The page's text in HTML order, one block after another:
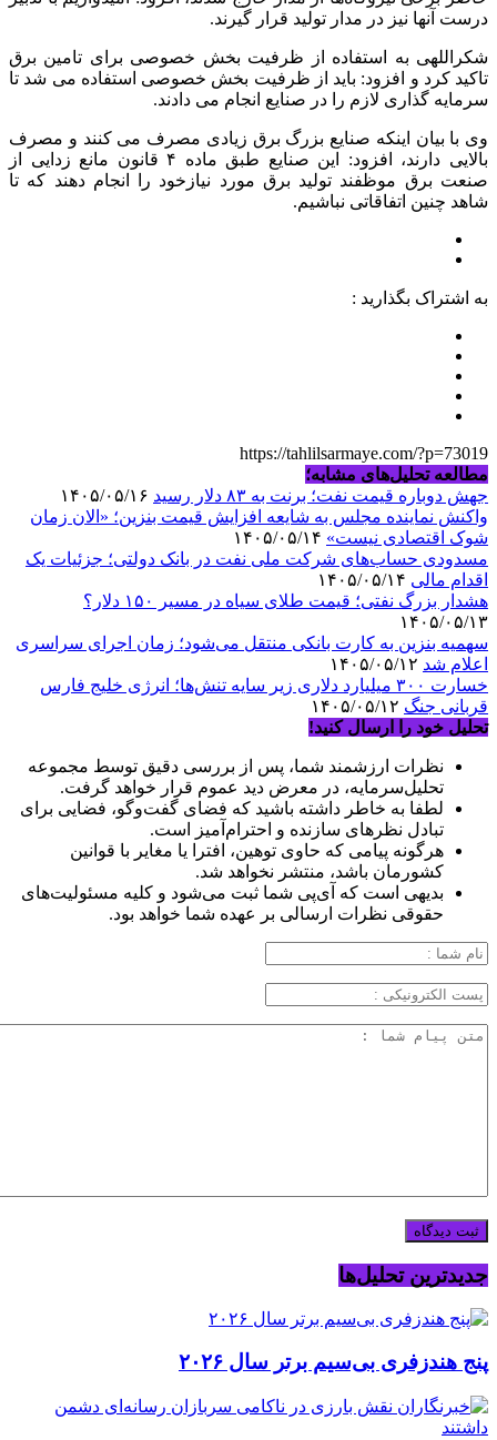
درست آنها نیز در مدار تولید قرار گیرند.
شكراللهی به استفاده از ظرفیت بخش خصوصی برای تامین برق
تاکید کرد و افزود: باید از ظرفیت بخش خصوصی استفاده می شد تا
سرمایه گذاری لازم را در صنایع انجام می دادند.
وی با بیان اینکه صنایع بزرگ برق زیادی مصرف می کنند و مصرف
بالایی دارند، افزود: این صنایع طبق ماده ۴ قانون مانع زدایی از
صنعت برق موظفند تولید برق مورد نیازخود را انجام دهند که تا
شاهد چنین اتفاقاتی نباشیم.
به اشتراک بگذارید :
https://tahlilsarmaye.com/?p=73019
مطالعه تحلیل‌های مشابه؛
جهش دوباره قیمت نفت؛ برنت به ۸۳ دلار رسید
واکنش نماینده مجلس به شایعه افزایش قیمت بنزین؛ «الان زمان
شوک اقتصادی نیست»
مسدودی حساب‌های شرکت ملی نفت در بانک دولتی؛ جزئیات یک
اقدام مالی
هشدار بزرگ نفتی؛ قیمت طلای سیاه در مسیر ۱۵۰ دلار؟
۱۴۰۵/۰۵/۱۳
سهمیه بنزین به کارت بانکی منتقل می‌شود؛ زمان اجرای سراسری
اعلام شد
خسارت ۳۰۰ میلیارد دلاری زیر سایه تنش‌ها؛ انرژی خلیج فارس
قربانی جنگ
تحلیل خود را ارسال کنید!
نظرات ارزشمند شما، پس از بررسی دقیق توسط مجموعه
تحلیل‌سرمایه، در معرض دید عموم قرار خواهد گرفت.
لطفا به خاطر داشته باشید که فضای گفت‌وگو، فضایی برای
تبادل نظرهای سازنده و احترام‌آمیز است.
هرگونه پیامی که حاوی توهین، افترا یا مغایر با قوانین
کشورمان باشد، منتشر نخواهد شد.
بدیهی است که آی‌پی شما ثبت می‌شود و کلیه مسئولیت‌های
حقوقی نظرات ارسالی بر عهده شما خواهد بود.
جدیدترین تحلیل‌ها
پنج هندزفری بی‌سیم برتر سال ۲۰۲۶